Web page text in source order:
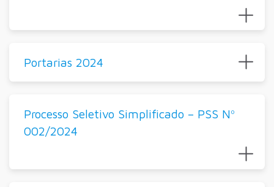
Portarias 2024
Processo Seletivo Simplificado – PSS Nº
002/2024